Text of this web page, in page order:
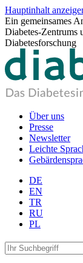
Hauptinhalt
Ein gemeinsames
Diabetes-Zentrums
Diabetesforschung
Über uns
Presse
Newsletter
Leichte
DE
EN
TR
RU
PL